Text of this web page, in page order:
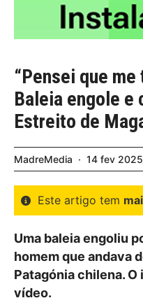
“Pensei que
Baleia engole e
Estreito de
MadreMedia 14 fev 2025
Este artigo tem
Uma baleia engoliu
homem que andava
Patagónia chilena.
vídeo.